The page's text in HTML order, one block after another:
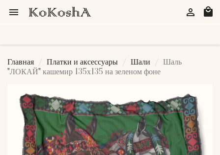
 local_mall

Главная Платки и аксессуары Шали
Шаль
"ЛОКАЙ" кашемир 135х135 на зеленом фоне